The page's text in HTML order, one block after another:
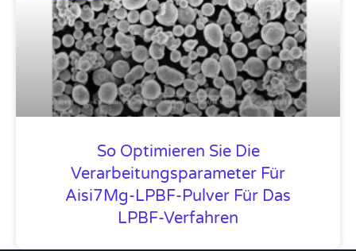
So Optimieren Sie Die
Verarbeitungsparameter Für
Aisi7Mg-LPBF-Pulver Für Das
LPBF-Verfahren